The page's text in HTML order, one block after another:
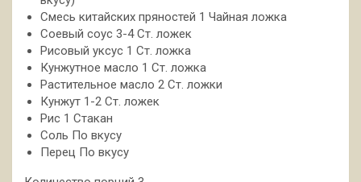
Смесь китайских пряностей 1 Чайная ложка
Соевый соус 3-4 Ст. ложек
Рисовый уксус 1 Ст. ложка
Кунжутное масло 1 Ст. ложка
Растительное масло 2 Ст. ложки
Кунжут 1-2 Ст. ложек
Рис 1 Стакан
Соль По вкусу
Перец По вкусу